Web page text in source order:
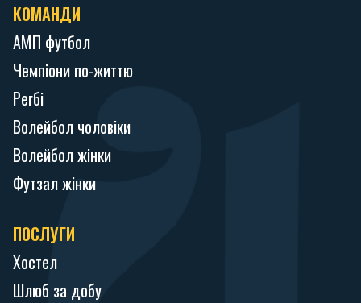
КОМАНДИ
АМП футбол
Чемпіони по-життю
Регбі
Волейбол чоловіки
Волейбол жінки
Футзал жінки
ПОСЛУГИ
Хостел
Шлюб за добу